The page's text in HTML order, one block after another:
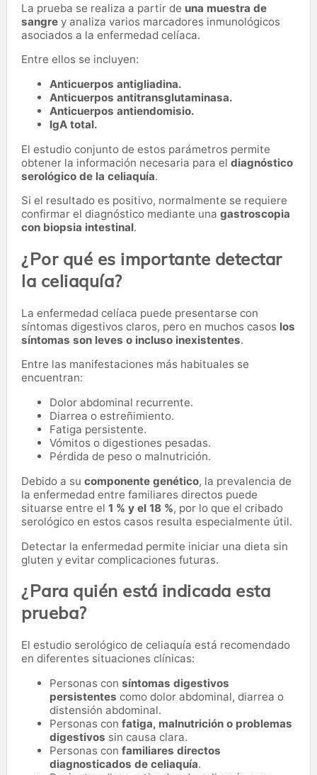
La prueba se realiza a partir de una muestra de
sangre y analiza varios marcadores inmunológicos
asociados a la enfermedad celíaca.
Entre ellos se incluyen:
Anticuerpos antigliadina.
Anticuerpos antitransglutaminasa.
Anticuerpos antiendomisio.
IgA total.
El estudio conjunto de estos parámetros permite
obtener la información necesaria para el diagnóstico
serológico de la celiaquía.
Si el resultado es positivo, normalmente se requiere
confirmar el diagnóstico mediante una gastroscopia
con biopsia intestinal.
¿Por qué es importante detectar
la celiaquía?
La enfermedad celíaca puede presentarse con
síntomas digestivos claros, pero en muchos casos los
síntomas son leves o incluso inexistentes.
Entre las manifestaciones más habituales se
encuentran:
Dolor abdominal recurrente.
Diarrea o estreñimiento.
Fatiga persistente.
Vómitos o digestiones pesadas.
Pérdida de peso o malnutrición.
Debido a su componente genético, la prevalencia de
la enfermedad entre familiares directos puede
situarse entre el 1 % y el 18 %, por lo que el cribado
serológico en estos casos resulta especialmente útil.
Detectar la enfermedad permite iniciar una dieta sin
gluten y evitar complicaciones futuras.
¿Para quién está indicada esta
prueba?
El estudio serológico de celiaquía está recomendado
en diferentes situaciones clínicas:
Personas con síntomas digestivos
persistentes como dolor abdominal, diarrea o
distensión abdominal.
Personas con fatiga, malnutrición o problemas
digestivos sin causa clara.
Personas con familiares directos
diagnosticados de celiaquía.